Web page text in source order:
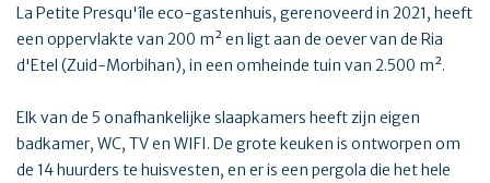
La Petite Presqu'île eco-gastenhuis, gerenoveerd in 2021, heeft
een oppervlakte van 200 m² en ligt aan de oever van de Ria
d'Etel (Zuid-Morbihan), in een omheinde tuin van 2.500 m².
Elk van de 5 onafhankelijke slaapkamers heeft zijn eigen
badkamer, WC, TV en WIFI. De grote keuken is ontworpen om
de 14 huurders te huisvesten, en er is een pergola die het hele